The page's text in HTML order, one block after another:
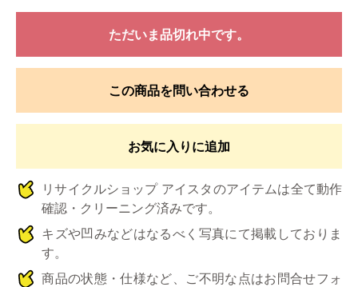
ただいま品切れ中です。
この商品を問い合わせる
お気に入りに追加
リサイクルショップ アイスタのアイテムは全て動作
確認・クリーニング済みです。
キズや凹みなどはなるべく写真にて掲載しておりま
す。
商品の状態・仕様など、ご不明な点はお問合せフォ